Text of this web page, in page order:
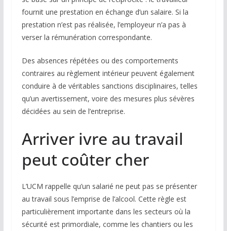
fournit une prestation en échange d’un salaire. Si la
prestation n’est pas réalisée, l’employeur n’a pas à
verser la rémunération correspondante.
Des absences répétées ou des comportements
contraires au règlement intérieur peuvent également
conduire à de véritables sanctions disciplinaires, telles
qu’un avertissement, voire des mesures plus sévères
décidées au sein de l’entreprise.
Arriver ivre au travail
peut coûter cher
L’UCM rappelle qu’un salarié ne peut pas se présenter
au travail sous l’emprise de l’alcool. Cette règle est
particulièrement importante dans les secteurs où la
sécurité est primordiale, comme les chantiers ou les